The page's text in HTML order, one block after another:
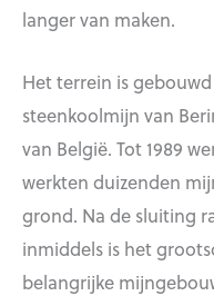
langer van maken.
Het terrein is
steenkoolmijn van
van België. Tot 1989
werkten duizenden
grond. Na de sluiting
inmiddels is het
belangrijke